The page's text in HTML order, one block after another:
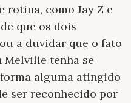
rotina, como Jay Z e
que os dois
a duvidar que o fato
Melville tenha se
alguma atingido
ser reconhecido por